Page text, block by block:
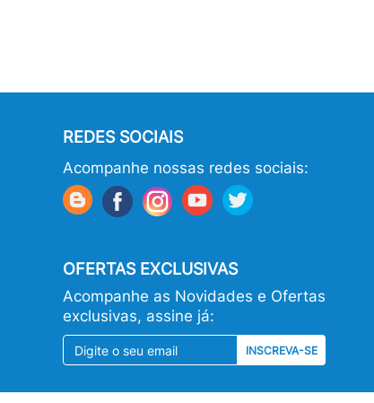
REDES SOCIAIS
Acompanhe nossas redes sociais:
OFERTAS EXCLUSIVAS
Acompanhe as Novidades e Ofertas
exclusivas, assine já:
INSCREVA-SE